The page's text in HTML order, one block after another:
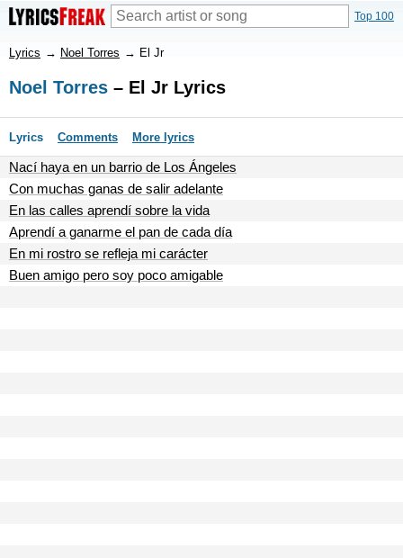
Top 100
Lyrics → Noel Torres → El Jr
Noel Torres – El Jr Lyrics
Lyrics Comments More lyrics
Nací haya en un barrio de Los Ángeles
Con muchas ganas de salir adelante
En las calles aprendí sobre la vida
Aprendí a ganarme el pan de cada día
En mi rostro se refleja mi carácter
Buen amigo pero soy poco amigable